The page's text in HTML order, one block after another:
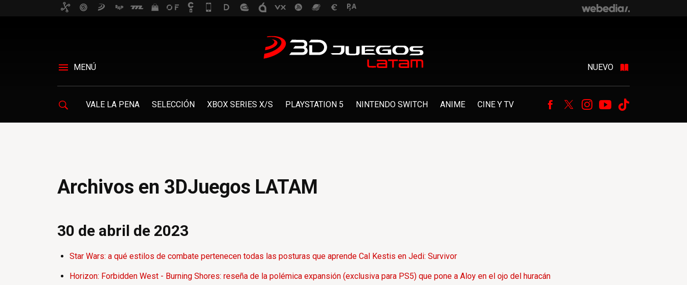
MENÚ NUEVO
VALE LA PENA SELECCIÓN XBOX SERIES X/S PLAYSTATION 5 NINTENDO SWITCH ANIME CINE Y TV Facebook
TwitterInstagram
Youtube
Archivos en 3DJuegos LATAM
30 de abril de 2023
Star Wars: a qué estilos de combate pertenecen todas las posturas que aprende Cal Kestis en Jedi: Survivor
Horizon: Forbidden West - Burning Shores: reseña de la polémica expansión (exclusiva para PS5) que pone a Aloy en el ojo del huracán